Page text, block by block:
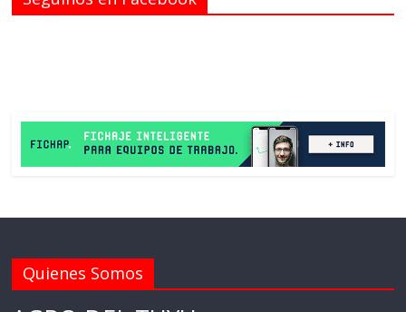
Quienes Somos